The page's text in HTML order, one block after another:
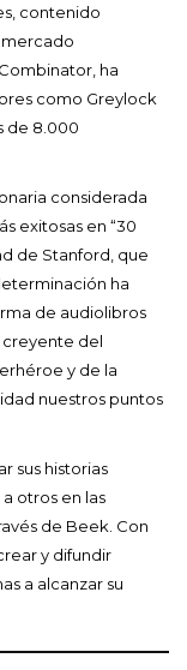
contenido
mercado
ha
como Greylock
de 8.000
considerada
exitosas en “30
de Stanford, que
ha
de audiolibros
creyente del
y de la
nuestros puntos
sus historias
otros en las
de Beek. Con
y difundir
a alcanzar su